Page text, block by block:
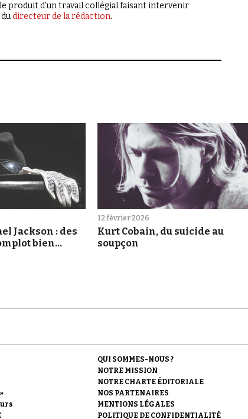
produit d’un travail collégial faisant intervenir
directeur de la rédaction.
Jackson : des
bien
12 février 2026
Kurt Cobain, du suicide au
soupçon
QUI SOMMES-NOUS ?
NOTRE MISSION
NOTRE CHARTE ÉDITORIALE
NOS PARTENAIRES
MENTIONS LÉGALES
POLITIQUE DE CONFIDENTIALITÉ